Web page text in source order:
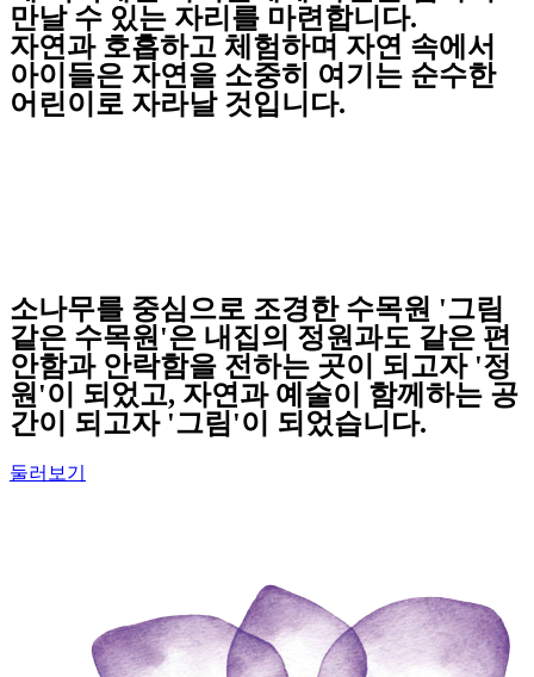
만날 수 있는 자리를 마련합니다.
자연과 호흡하고 체험하며 자연 속에서
아이들은 자연을 소중히 여기는 순수한
어린이로 자라날 것입니다.
소나무를 중심으로 조경한 수목원 '그림
같은 수목원'은 내집의 정원과도 같은 편
안함과 안락함을 전하는 곳이 되고자 '정
원'이 되었고, 자연과 예술이 함께하는 공
간이 되고자 '그림'이 되었습니다.
둘러보기